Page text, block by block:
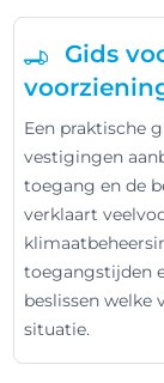
Gids
Een praktische
vestigingen
toegang en de
verklaart
toegangstijden
beslissen welke
situatie.